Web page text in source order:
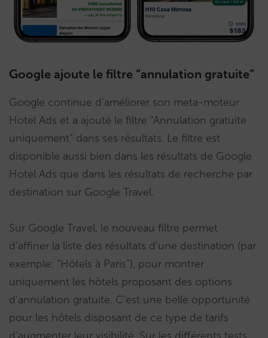
Google ajoute le filtre “annulation gratuite”
Google continue d’améliorer son meta-moteur
Hotel Ads et a ajouté le filtre “Annulation gratuite
uniquement” dans ses résultats. Le filtre est
disponible aussi bien dans les résultats de Google
Hotel Ads que dans les résultats de recherche par
destination sur Google Travel.
Sur Google Travel, le nouveau filtre permet
d’affiner la liste des résultats d’une destination (par
exemple: “Hôtels à Paris”), pour montrer
uniquement les hôtels proposant des options
d’annulation gratuite. C’est une belle opportunité
pour les hôtels disposant de ce type de tarifs